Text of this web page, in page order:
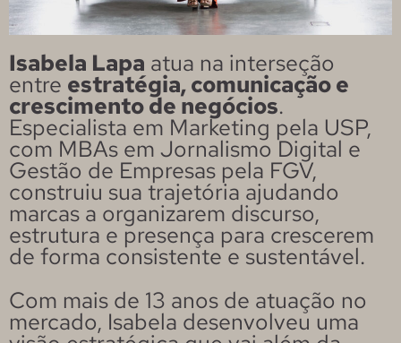
Isabela Lapa atua na interseção
entre estratégia, comunicação e
crescimento de negócios.
Especialista em Marketing pela USP,
com MBAs em Jornalismo Digital e
Gestão de Empresas pela FGV,
construiu sua trajetória ajudando
marcas a organizarem discurso,
estrutura e presença para crescerem
de forma consistente e sustentável.
Com mais de 13 anos de atuação no
mercado, Isabela desenvolveu uma